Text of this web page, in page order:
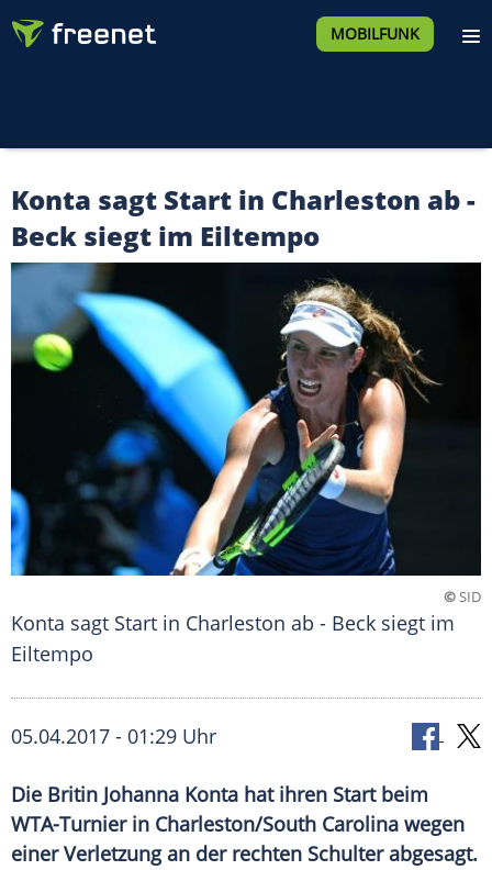
MOBILFUNK
Konta sagt Start in Charleston ab -
Beck siegt im Eiltempo
©SID
Konta sagt Start in Charleston ab - Beck siegt im
Eiltempo
05.04.2017 - 01:29 Uhr
Die Britin Johanna Konta hat ihren Start beim
WTA-Turnier in Charleston/South Carolina wegen
einer Verletzung an der rechten Schulter abgesagt.